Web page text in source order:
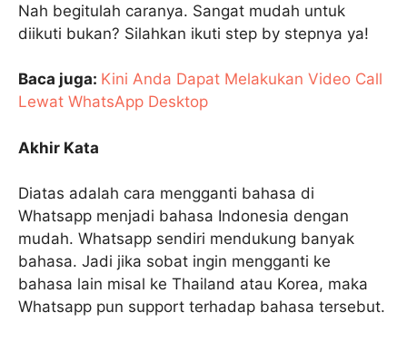
Nah begitulah caranya. Sangat mudah untuk
diikuti bukan? Silahkan ikuti step by stepnya ya!
Baca juga: Kini Anda Dapat Melakukan Video Call
Lewat WhatsApp Desktop
Akhir Kata
Diatas adalah cara mengganti bahasa di
Whatsapp menjadi bahasa Indonesia dengan
mudah. Whatsapp sendiri mendukung banyak
bahasa. Jadi jika sobat ingin mengganti ke
bahasa lain misal ke Thailand atau Korea, maka
Whatsapp pun support terhadap bahasa tersebut.